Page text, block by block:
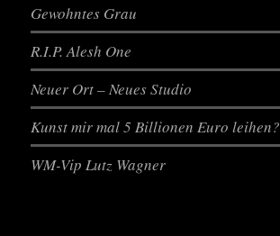
Gewohntes Grau
R.I.P. Alesh One
Neuer Ort – Neues Studio
Kunst mir mal 5 Billionen Euro leihen?
WM-Vip Lutz Wagner